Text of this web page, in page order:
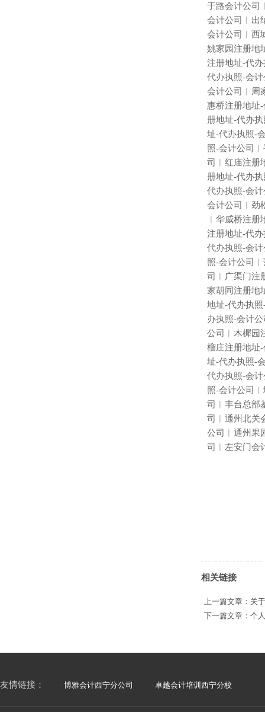
于路会计公司
会计公司︱出
会计公司︱西
姚家园注册地
注册地址-代办
代办执照-会计
会计公司︱周
惠桥注册地址-
册地址-代办执
址-代办执照-
照-会计公司
司︱红庙注册
册地址-代办执
代办执照-会计
会计公司︱劲
︱华威桥注册
注册地址-代办
代办执照-会计
照-会计公司
司︱广渠门注
家胡同注册地
地址-代办执照
办执照-会计
公司︱木樨园
榴庄注册地址-
址-代办执照-
代办执照-会计
照-会计公司
司︱丰台总部
司︱通州北关
公司︱通州果
司︱左安门会
相关链接
上一篇文章： 关
下一篇文章： 个
友情链接： · 博雅会计西宁分公司 · 卓越会计培训西宁分校